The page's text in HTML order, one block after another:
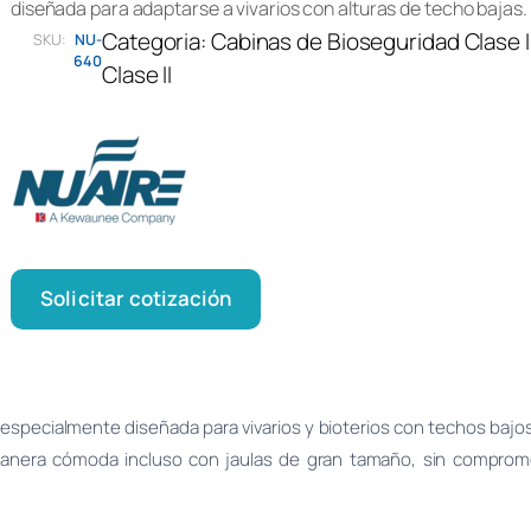
diseñada para adaptarse a vivarios con alturas de techo
SKU: NU-
640
Categoria:Cabinas de Bioseguridad Clase
Clase II
Solicitar cotización
diseñada para vivarios y bioterios con techos
cómoda incluso con jaulas de gran tamaño, sin